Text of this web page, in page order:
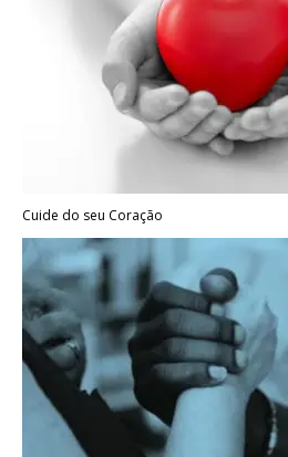
Cuide do seu Coração